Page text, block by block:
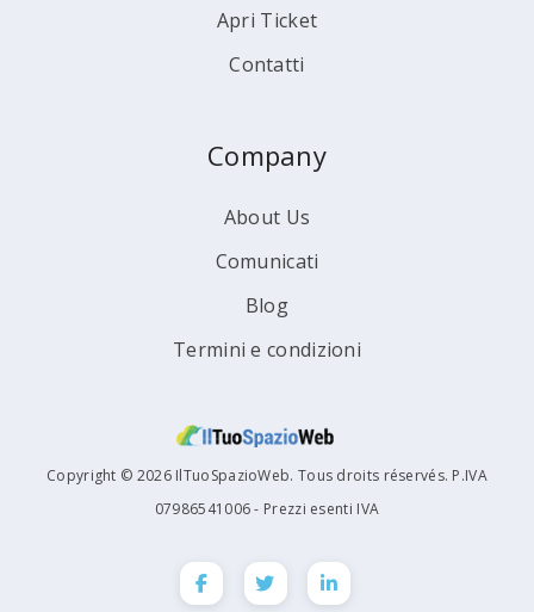
Apri Ticket
Contatti
Company
About Us
Comunicati
Blog
Termini e condizioni
Copyright © 2026 IlTuoSpazioWeb. Tous droits réservés. P.IVA
07986541006 - Prezzi esenti IVA